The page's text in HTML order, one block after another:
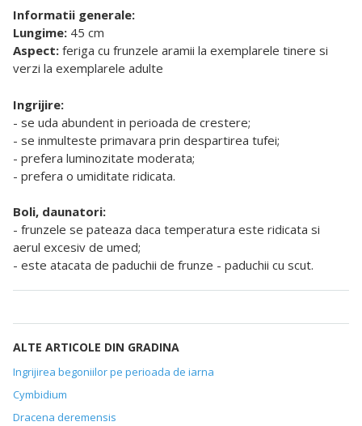
Informatii generale:
Lungime: 45 cm
Aspect: feriga cu frunzele aramii la exemplarele tinere si
verzi la exemplarele adulte
Ingrijire:
- se uda abundent in perioada de crestere;
- se inmulteste primavara prin despartirea tufei;
- prefera luminozitate moderata;
- prefera o umiditate ridicata.
Boli, daunatori:
- frunzele se pateaza daca temperatura este ridicata si
aerul excesiv de umed;
- este atacata de paduchii de frunze - paduchii cu scut.
ALTE ARTICOLE DIN GRADINA
Ingrijirea begoniilor pe perioada de iarna
Cymbidium
Dracena deremensis